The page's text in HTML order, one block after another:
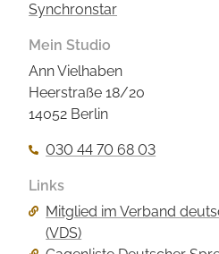
Synchronstar
Mein Studio
Ann Vielhaben
Heerstraße 18/20
14052 Berlin
030 44 70 68 03
Links
Navigation
überspringen
Mitglied im Verband
(VDS)